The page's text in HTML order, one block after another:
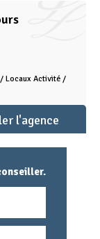
Locaux Activité /
l'agence